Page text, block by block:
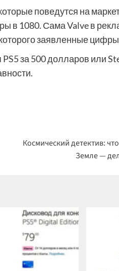
поведутся на
в 1080. Сама Valve в
заявленные
за 500 долларов или
Космический детектив:
Земле —